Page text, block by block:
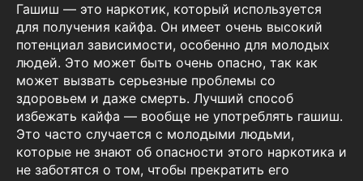
Гашиш — это наркотик, который используется
для получения кайфа. Он имеет очень высокий
потенциал зависимости, особенно для молодых
людей. Это может быть очень опасно, так как
может вызвать серьезные проблемы со
здоровьем и даже смерть. Лучший способ
избежать кайфа — вообще не употреблять гашиш.
Это часто случается с молодыми людьми,
которые не знают об опасности этого наркотика и
не заботятся о том, чтобы прекратить его